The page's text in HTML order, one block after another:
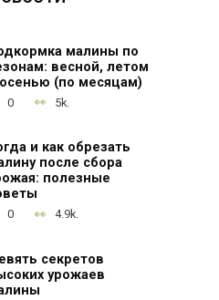
малины по
весной, летом
(по месяцам)
0 5k.
и как обрезать
после сбора
полезные
0 4.9k.
секретов
урожаев